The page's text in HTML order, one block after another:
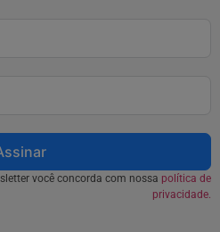
você concorda com nossa política de
privacidade.